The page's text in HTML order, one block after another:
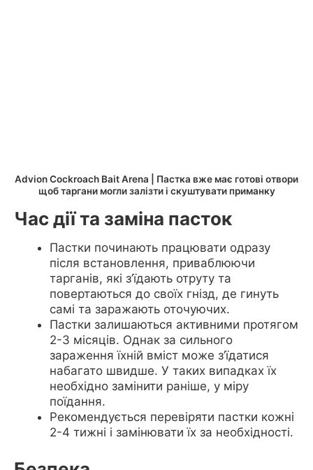
Advion Cockroach Bait Arena | Пастка вже має готові отвори
щоб таргани могли залізти і скуштувати приманку
Час дії та заміна пасток
Пастки починають працювати одразу
після встановлення, приваблюючи
тарганів, які з’їдають отруту та
повертаються до своїх гнізд, де гинуть
самі та заражають оточуючих.
Пастки залишаються активними протягом
2-3 місяців. Однак за сильного
зараження їхній вміст може з’їдатися
набагато швидше. У таких випадках їх
необхідно замінити раніше, у міру
поїдання.
Рекомендується перевіряти пастки кожні
2-4 тижні і замінювати їх за необхідності.